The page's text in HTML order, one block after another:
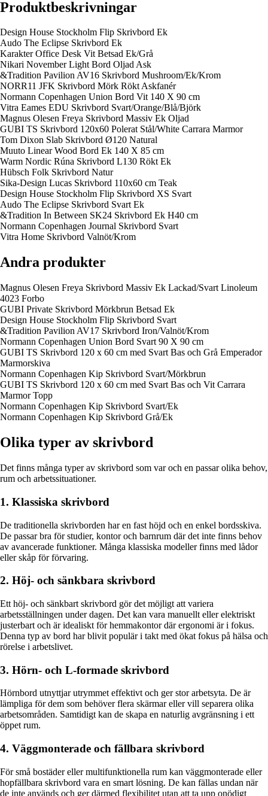
Produktbeskrivningar
Design House Stockholm Flip Skrivbord Ek
Audo The Eclipse Skrivbord Ek
Karakter Office Desk Vit Betsad Ek/Grå
Nikari November Light Bord Oljad Ask
&Tradition Pavilion AV16 Skrivbord Mushroom/Ek/Krom
NORR11 JFK Skrivbord Mörk Rökt Askfanér
Normann Copenhagen Union Bord Vit 140 X 90 cm
Vitra Eames EDU Skrivbord Svart/Orange/Blå/Björk
Magnus Olesen Freya Skrivbord Massiv Ek Oljad
GUBI TS Skrivbord 120x60 Polerat Stål/White Carrara Marmor
Tom Dixon Slab Skrivbord Ø120 Natural
Muuto Linear Wood Bord Ek 140 X 85 cm
Warm Nordic Rúna Skrivbord L130 Rökt Ek
Hübsch Folk Skrivbord Natur
Sika-Design Lucas Skrivbord 110x60 cm Teak
Design House Stockholm Flip Skrivbord XS Svart
Audo The Eclipse Skrivbord Svart Ek
&Tradition In Between SK24 Skrivbord Ek H40 cm
Normann Copenhagen Journal Skrivbord Svart
Vitra Home Skrivbord Valnöt/Krom
Andra produkter
Magnus Olesen Freya Skrivbord Massiv Ek Lackad/Svart Linoleum
4023 Forbo
GUBI Private Skrivbord Mörkbrun Betsad Ek
Design House Stockholm Flip Skrivbord Svart
&Tradition Pavilion AV17 Skrivbord Iron/Valnöt/Krom
Normann Copenhagen Union Bord Svart 90 X 90 cm
GUBI TS Skrivbord 120 x 60 cm med Svart Bas och Grå Emperador
Marmorskiva
Normann Copenhagen Kip Skrivbord Svart/Mörkbrun
GUBI TS Skrivbord 120 x 60 cm med Svart Bas och Vit Carrara
Marmor Topp
Normann Copenhagen Kip Skrivbord Svart/Ek
Normann Copenhagen Kip Skrivbord Grå/Ek
Olika typer av skrivbord
Det finns många typer av skrivbord som var och en passar olika behov,
rum och arbetssituationer.
1. Klassiska skrivbord
De traditionella skrivborden har en fast höjd och en enkel bordsskiva.
De passar bra för studier, kontor och barnrum där det inte finns behov
av avancerade funktioner. Många klassiska modeller finns med lådor
eller skåp för förvaring.
2. Höj- och sänkbara skrivbord
Ett höj- och sänkbart skrivbord gör det möjligt att variera
arbetsställningen under dagen. Det kan vara manuellt eller elektriskt
justerbart och är idealiskt för hemmakontor där ergonomi är i fokus.
Denna typ av bord har blivit populär i takt med ökat fokus på hälsa och
rörelse i arbetslivet.
3. Hörn- och L-formade skrivbord
Hörnbord utnyttjar utrymmet effektivt och ger stor arbetsyta. De är
lämpliga för dem som behöver flera skärmar eller vill separera olika
arbetsområden. Samtidigt kan de skapa en naturlig avgränsning i ett
öppet rum.
4. Väggmonterade och fällbara skrivbord
För små bostäder eller multifunktionella rum kan väggmonterade eller
hopfällbara skrivbord vara en smart lösning. De kan fällas undan när
de inte används och ger därmed flexibilitet utan att ta upp onödigt